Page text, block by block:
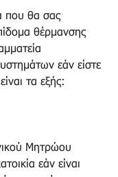
που θα σας
θέρμανσης
εάν είστε
τα εξής:
Μητρώου
εάν είναι